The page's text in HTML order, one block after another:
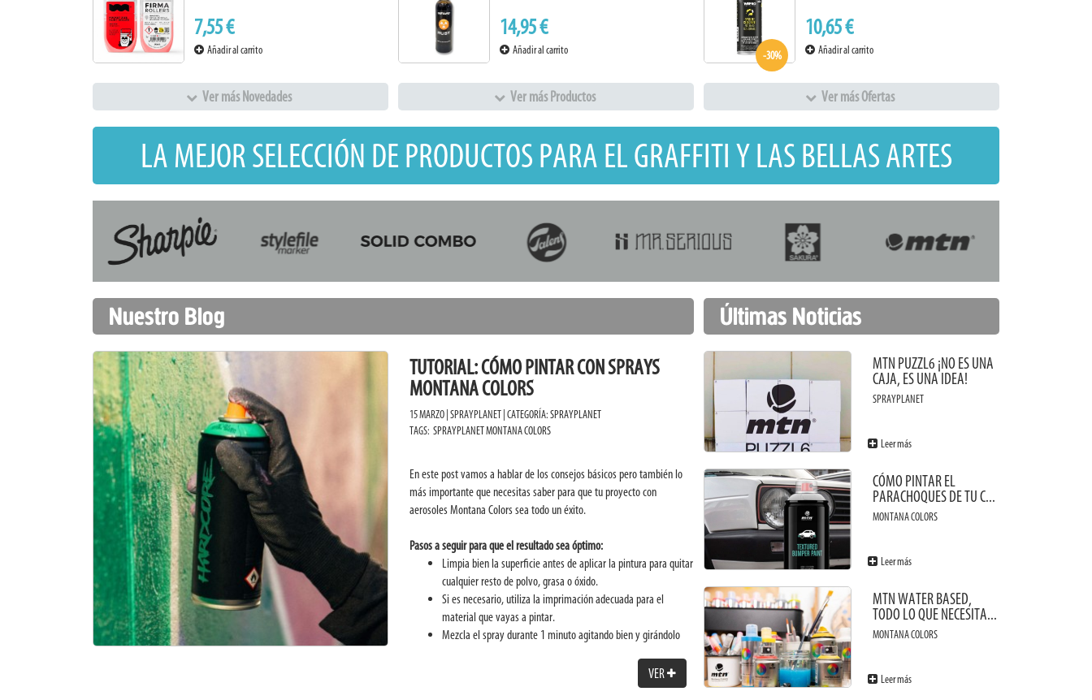
7,55 €
Añadir al carrito
Ver más Novedades
14,95 €
Añadir al carrito
Ver más Productos
-30%
10,65 €
Añadir al carrito
Ver más Ofertas
LA MEJOR SELECCIÓN DE PRODUCTOS PARA EL GRAFFITI Y LAS BELLAS ARTES
Nuestro Blog
TUTORIAL: CÓMO PINTAR CON SPRAYS
MONTANA COLORS
15 MARZO | SPRAYPLANET | CATEGORÍA:SPRAYPLANET
TAGS: SPRAYPLANETMONTANA COLORS
En este post vamos a hablar de los consejos básicos pero también lo
más importante que necesitas saber para que tu proyecto con
aerosoles Montana Colors sea todo un éxito.
Pasos a seguir para que el resultado sea óptimo:
Limpia bien la superficie antes de aplicar la pintura para quitar
cualquier resto de polvo, grasa o óxido.
Si es necesario, utiliza la imprimación adecuada para el
material que vayas a pintar.
Mezcla el spray durante 1 minuto agitando bien y girándolo
Haz una prueba antes en otra superficie para asegurarte de
VER
Últimas Noticias
MTN PUZZL6 ¡NO ES UNA
CAJA, ES UNA IDEA!
SPRAYPLANET
Leer más
CÓMO PINTAR EL
PARACHOQUES DE TU C...
MONTANA COLORS
Leer más
MTN WATER BASED,
TODO LO QUE NECESITA...
MONTANA COLORS
Leer más